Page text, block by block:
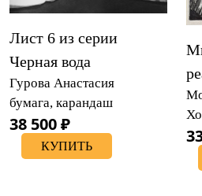
Лист 6 из серии
Черная вода
Гурова Анастасия
бумага, карандаш
38 500 ₽
КУПИТЬ